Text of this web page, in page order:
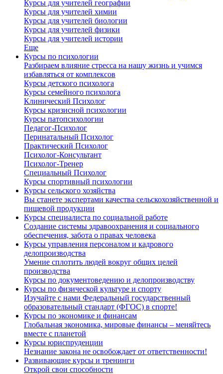
Курсы для учителей географии
Курсы для учителей химии
Курсы для учителей биологии
Курсы для учителей физики
Курсы для учителей истории
Еще
Курсы по психологии
Разбираем влияние стресса на нашу жизнь и учимся
избавляться от комплексов
Курсы детского психолога
Курсы семейного психолога
Клинический Психолог
Курсы кризисной психологии
Курсы патопсихологии
Педагог-Психолог
Перинатальный Психолог
Практический Психолог
Психолог-Консультант
Психолог-Тренер
Специальный Психолог
Курсы спортивный психологии
Курсы сельского хозяйства
Вы станете экспертами качества сельскохозяйственной и
пищевой продукции
Курсы специалиста по социальной работе
Создание системы здравоохранения и социального
обеспечения, забота о правах человека
Курсы управления персоналом и кадрового
делопроизводства
Умение сплотить людей вокруг общих целей
производства
Курсы по документоведению и делопроизводству
Курсы по физической культуре и спорту
Изучайте с нами Федеральный государственный
образовательный стандарт (ФГОС) в спорте!
Курсы по экономике и финансам
Глобальная экономика, мировые финансы – меняйтесь
вместе с планетой
Курсы юриспруденции
Незнание закона не освобождает от ответственности!
Развивающие курсы и тренинги
Открой свои способности